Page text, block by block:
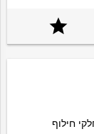

חילוף